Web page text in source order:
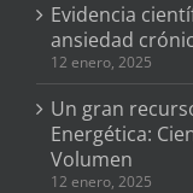
Evidencia
ansiedad
12 enero, 2025
Un gran
Energética:
Volumen
12 enero, 2025